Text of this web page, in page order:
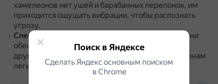
хамелеонов нет ушей и барабанных перепонок, им
приходится ощущать вибрации, чтобы распознать
угрозу.
Специальные присоски на кончиках пальцев
Они
обеспечивают прочное сцепление с ветками и
другими поверхностями, что позволяет хамелеонам
легко перемещаться по деревьям и кустам.
Поиск в Яндексе
Сделать Яндекс основным поиском
в Сhrome